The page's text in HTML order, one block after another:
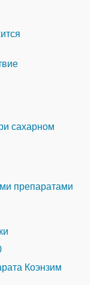
сахарном
препаратами
Коэнзим